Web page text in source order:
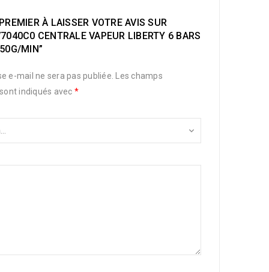
À LAISSER VOTRE AVIS SUR
CENTRALE VAPEUR LIBERTY 6 BARS
MIN”
e-mail ne sera pas publiée.
Les champs
indiqués avec *